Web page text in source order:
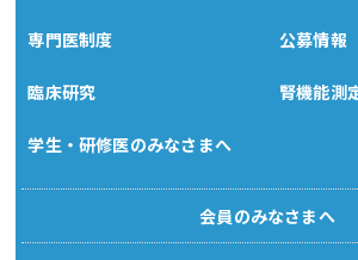
専門医制度 公募情報
臨床研究 腎機能測
学生・研修医のみなさまへ
会員のみなさまへ